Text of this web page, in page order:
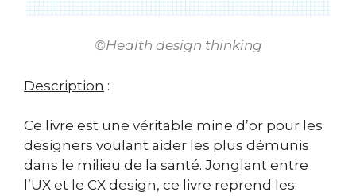
©Health design thinking
Description :
Ce livre est une véritable mine d’or pour les
designers voulant aider les plus démunis
dans le milieu de la santé. Jonglant entre
l’UX et le CX design, ce livre reprend les